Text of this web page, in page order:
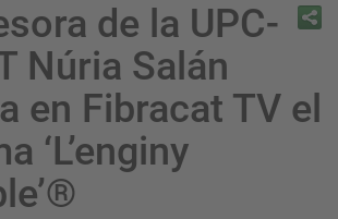
de la UPC-
Núria Salán
en Fibracat TV el
‘L’enginy